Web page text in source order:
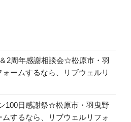
2周年感謝相談会☆松原市・羽
ームするなら、リブウェルリ
100日感謝祭☆松原市・羽曳野
するなら、リブウェルリフォ